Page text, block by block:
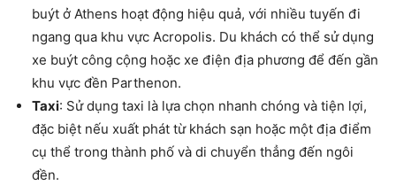
buýt ở Athens hoạt động hiệu quả, với nhiều tuyến đi
ngang qua khu vực Acropolis. Du khách có thể sử dụng
xe buýt công cộng hoặc xe điện địa phương để đến gần
khu vực đền Parthenon.
Taxi: Sử dụng taxi là lựa chọn nhanh chóng và tiện lợi,
đặc biệt nếu xuất phát từ khách sạn hoặc một địa điểm
cụ thể trong thành phố và di chuyển thẳng đến ngôi
đền.